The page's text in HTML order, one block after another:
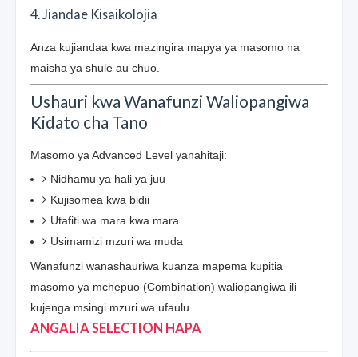
4. Jiandae Kisaikolojia
Anza kujiandaa kwa mazingira mapya ya masomo na
maisha ya shule au chuo.
Ushauri kwa Wanafunzi Waliopangiwa
Kidato cha Tano
Masomo ya Advanced Level yanahitaji:
Nidhamu ya hali ya juu
Kujisomea kwa bidii
Utafiti wa mara kwa mara
Usimamizi mzuri wa muda
Wanafunzi wanashauriwa kuanza mapema kupitia
masomo ya mchepuo (Combination) waliopangiwa ili
kujenga msingi mzuri wa ufaulu.
ANGALIA SELECTION HAPA